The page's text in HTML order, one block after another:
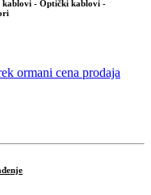
- Optički kablovi -